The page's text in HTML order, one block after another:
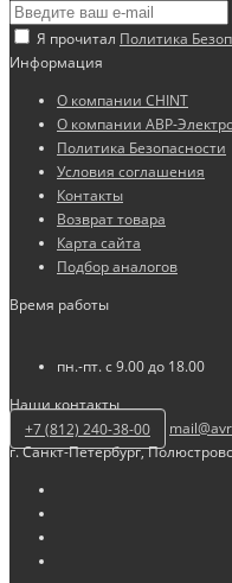
Я прочитал Политика
Информация
О компании CHINT
О компании АВР-
Политика Безопасности
Условия соглашения
Контакты
Возврат товара
Карта сайта
Подбор аналогов
Время работы
пн.-пт. с 9.00 до 18.00
Наши контакты
+7 (812) 240-38-00
г. Санкт-Петербург,